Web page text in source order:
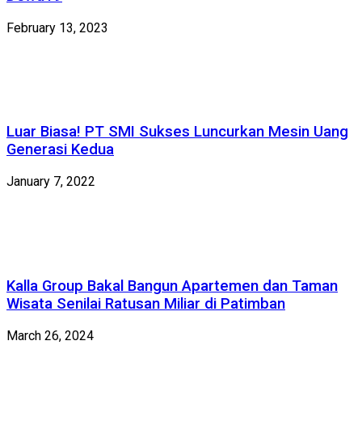
February 13, 2023
Luar Biasa! PT SMI Sukses Luncurkan Mesin Uang
Generasi Kedua
January 7, 2022
Kalla Group Bakal Bangun Apartemen dan Taman
Wisata Senilai Ratusan Miliar di Patimban
March 26, 2024